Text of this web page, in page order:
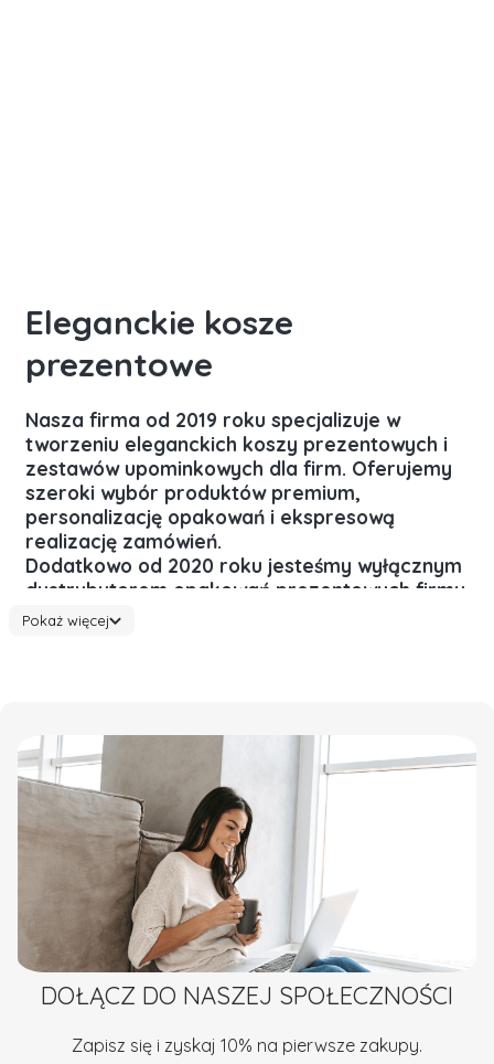
Eleganckie kosze
prezentowe
Nasza firma od 2019 roku specjalizuje w
tworzeniu eleganckich koszy prezentowych i
zestawów upominkowych dla firm. Oferujemy
szeroki wybór produktów premium,
personalizację opakowań i ekspresową
realizację zamówień.
Dodatkowo od 2020 roku jesteśmy wyłącznym
dystrybutorem opakowań prezentowych firmy
Bambou Diffusion.
Doświadczenie, na którym możesz polegać
Zrealizowaliśmy
zamówień
dla firm różnej
wielkości — od lokalnych biur po duże korporacje.
Szybka realizacja
Standardowy czas realizacji to zazwyczaj 2 dni robocze —
dzięki zoptymalizowanym procesom i zapasom
magazynowym szybko przygotujemy zamówienie. Dla
projektów z personalizacją podajemy przewidywany
termin indywidualnie.
Skala i elastyczność produkcji
Mamy możliwości przygotować dowolną ilość koszy — od
Pokaż więcej
DOŁĄCZ DO NASZEJ SPOŁECZNOŚCI
Zapisz się i zyskaj 10% na pierwsze zakupy.